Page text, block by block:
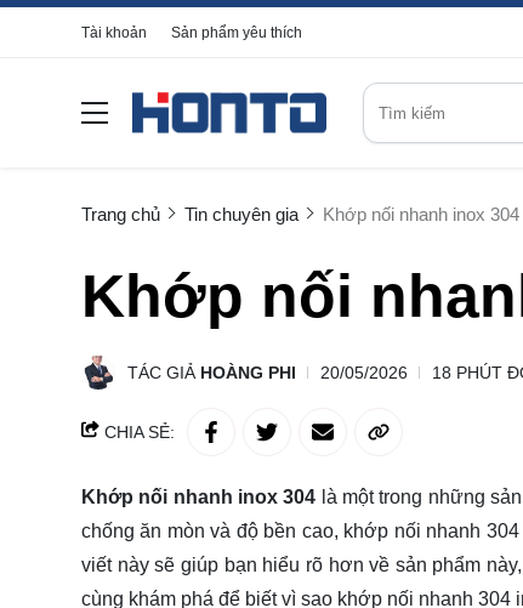
Tài khoản Sản phẩm yêu thích
Trang chủ Tin chuyên gia Khớp nối nhanh inox 304
Khớp nối
TÁC GIẢ HOÀNG PHI 20/05/2026 18 PHÚT
CHIA SẺ:
Khớp nối nhanh inox 304 là một trong những
chống ăn mòn và độ bền cao, khớp nối nhanh
viết này sẽ giúp bạn hiểu rõ hơn về sản phẩm
cùng khám phá để biết vì sao khớp nối nhanh 304